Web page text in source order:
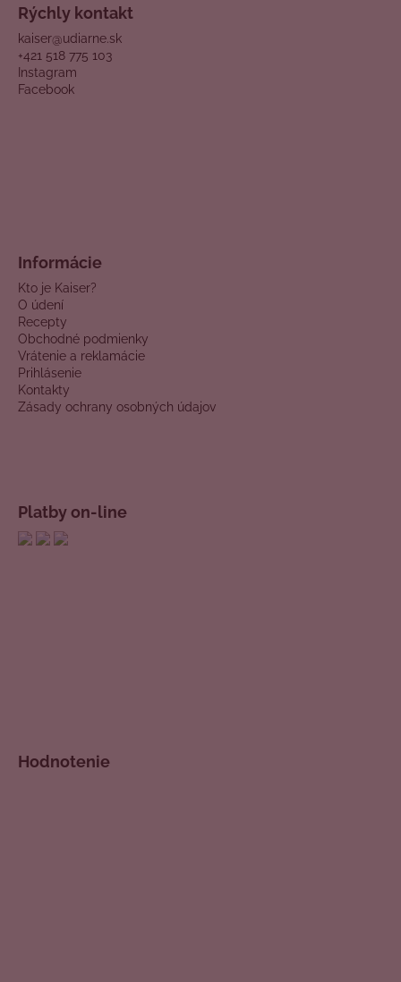
Rýchly kontakt
kaiser@udiarne.sk
+421 518 775 103
Instagram
Facebook
Informácie
Kto je Kaiser?
O údení
Recepty
Obchodné podmienky
Vrátenie a reklamácie
Prihlásenie
Kontakty
Zásady ochrany osobných údajov
Platby on-line
Hodnotenie